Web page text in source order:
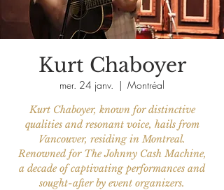
Kurt Chaboyer
mer. 24 janv.
  |
Montréal
Kurt Chaboyer, known for distinctive
qualities and resonant voice, hails from
Vancouver, residing in Montreal.
Renowned for The Johnny Cash Machine,
a decade of captivating performances and
sought-after by event organizers.